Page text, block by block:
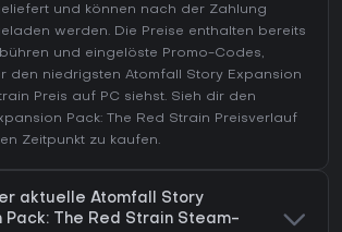
und können nach der Zahlung
werden. Die Preise enthalten bereits
und eingelöste Promo-Codes,
den niedrigsten Atomfall Story Expansion
Preis auf PC siehst. Sieh dir den
Pack: The Red Strain Preisverlauf
Zeitpunkt zu kaufen.
aktuelle Atomfall Story
Pack: The Red Strain Steam-